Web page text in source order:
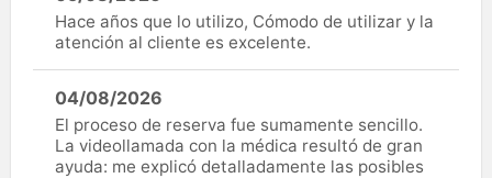
Hace años que lo utilizo, Cómodo de utilizar y la
atención al cliente es excelente.
04/08/2026
El proceso de reserva fue sumamente sencillo.
La videollamada con la médica resultó de gran
ayuda: me explicó detalladamente las posibles